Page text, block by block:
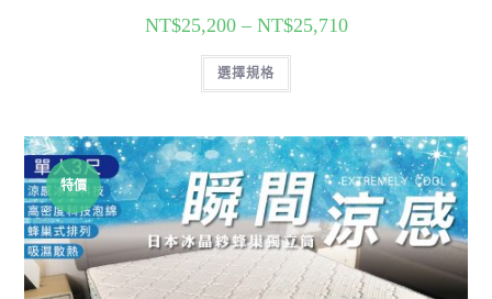
NT$25,200– NT$25,710
選擇規格
特價